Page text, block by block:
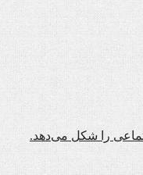
را شکل می‌دهد.